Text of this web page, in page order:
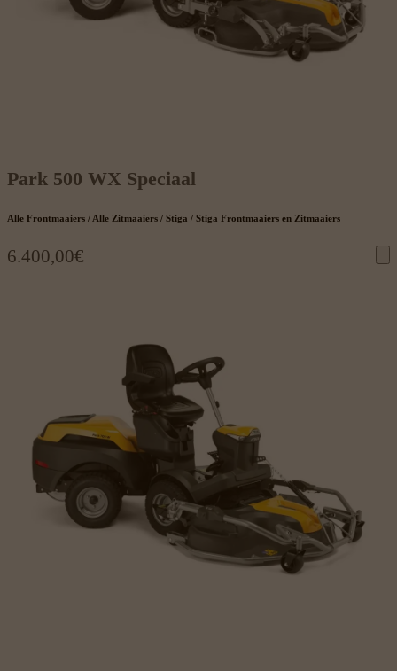
Park 500 WX Speciaal
Alle Frontmaaiers / Alle Zitmaaiers / Stiga / Stiga Frontmaaiers en Zitmaaiers
6.400,00€